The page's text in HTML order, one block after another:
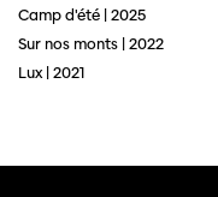
Cette page
Camp d'été | 2025
Sur nos monts | 2022
Lux | 2021